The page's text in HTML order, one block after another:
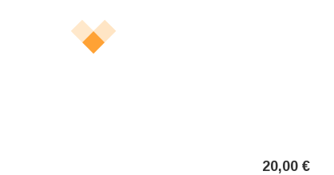
20,00 €